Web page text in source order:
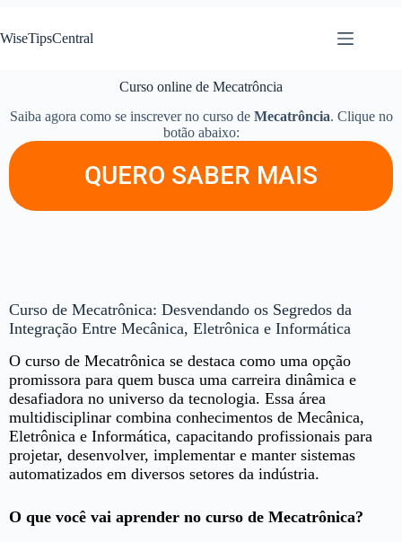
WiseTipsCentral
Curso online de Mecatrôncia
Saiba agora como se inscrever no curso de Mecatrôncia. Clique no
botão abaixo:
QUERO SABER MAIS
Curso de Mecatrônica: Desvendando os Segredos da
Integração Entre Mecânica, Eletrônica e Informática
O curso de Mecatrônica se destaca como uma opção
promissora para quem busca uma carreira dinâmica e
desafiadora no universo da tecnologia. Essa área
multidisciplinar combina conhecimentos de Mecânica,
Eletrônica e Informática, capacitando profissionais para
projetar, desenvolver, implementar e manter sistemas
automatizados em diversos setores da indústria.
O que você vai aprender no curso de Mecatrônica?